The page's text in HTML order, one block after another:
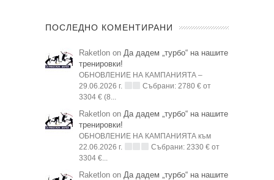
ПОСЛЕДНО КОМЕНТИРАНИ
Raketlon on Да дадем „турбо“ на нашите
тренировки!
ОБНОВЛЕНИЕ НА КАМПАНИЯТА –
29.06.2026 г.
Събрани: 2780 € от
3304 € (8...
Raketlon on Да дадем „турбо“ на нашите
тренировки!
ОБНОВЛЕНИЕ НА КАМПАНИЯТА към
22.06.2026 г.
Събрани: 2330 € от
3304 €...
Raketlon on Да дадем „турбо“ на нашите